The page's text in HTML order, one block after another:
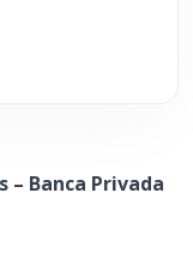
– Banca Privada